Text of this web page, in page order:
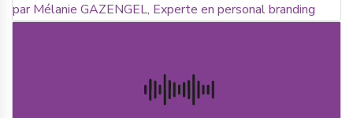
par Mélanie GAZENGEL, Experte en personal branding